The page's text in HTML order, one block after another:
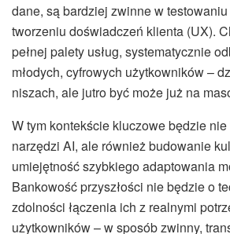
dane, są bardziej zwinne w
tworzeniu doświadczeń klienta (UX).
pełnej palety usług, systematycznie
młodych, cyfrowych użytkowników –
niszach, ale jutro być może już na
W tym kontekście kluczowe będzie
narzędzi AI, ale również budowanie
umiejętność szybkiego adaptowania
Bankowość przyszłości nie będzie o
zdolności łączenia ich z realnymi
użytkowników – w sposób zwinny,